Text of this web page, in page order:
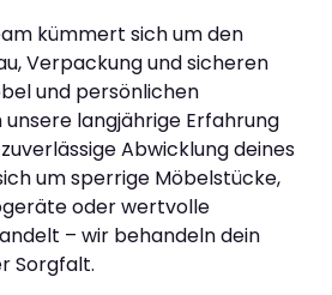
kümmert sich um den
Verpackung und sicheren
und persönlichen
langjährige Erfahrung
Abwicklung deines
um sperrige Möbelstücke,
oder wertvolle
– wir behandeln dein
Sorgfalt.